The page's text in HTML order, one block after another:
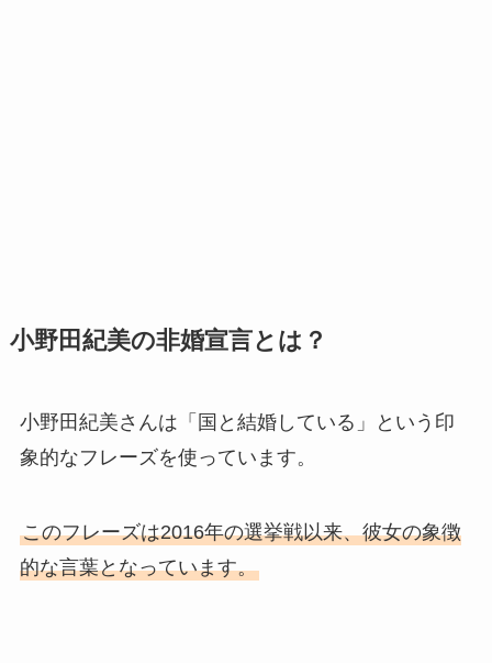
小野田紀美の非婚宣言とは？
小野田紀美さんは「国と結婚している」という印
象的なフレーズを使っています。
このフレーズは2016年の選挙戦以来、彼女の象徴
的な言葉となっています。